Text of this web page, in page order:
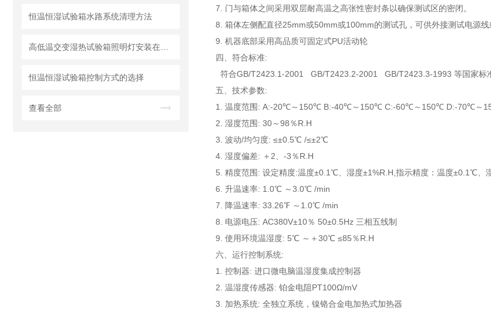
恒温恒湿试验箱水路系统清理方法
恒温恒湿试验箱控制方式的选择
查看全部
7. 门与箱体之间采用双层耐高温之高张性密封条以确保测试区的密闭。
8. 箱体左侧配直径25mm或50mm或100mm的测试孔，可供外接测试电源
9. 机器底部采用高品质可固定式PU活动轮
四、符合标准:
符合GB/T2423.1-2001 GB/T2423.2-2001 GB/T2423.3-1993 等国家标
五、 技术参数:
1. 温度范围: A:-20℃～150℃ B:-40℃～150℃ C:-60℃～150℃ D:-70℃～
2. 湿度范围: 30～98％R.H
3. 波动/均匀度: ≤±0.5℃ /≤±2℃
4. 湿度偏差: ＋2、-3％R.H
5. 精度范围: 设定精度:温度±0.1℃、湿度±1%R.H,指示精度：温度±0.1℃、
6. 升温速率: 1.0℃ ～3.0℃ /min
7. 降温速率: 33.26℉ ～1.0℃ /min
8. 电源电压: AC380V±10％ 50±0.5Hz 三相五线制
9. 使用环境温湿度: 5℃ ～＋30℃ ≤85％R.H
六、运行控制系统:
1. 控制器: 进口微电脑温湿度集成控制器
2. 温湿度传感器: 铂金电阻PT100Ω/mV
3. 加热系统: 全独立系统，镍铬合金电加热式加热器